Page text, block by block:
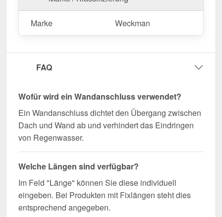
Langlebig, wetterfest, individuell auf Maß – bestellen
Sie jetzt und profitieren Sie von schneller Lieferung!
Marke Weckman
FAQ
Wofür wird ein Wandanschluss verwendet?
Ein Wandanschluss dichtet den Übergang zwischen
Dach und Wand ab und verhindert das Eindringen
von Regenwasser.
Welche Längen sind verfügbar?
Im Feld "Länge" können Sie diese individuell
eingeben. Bei Produkten mit Fixlängen steht dies
entsprechend angegeben.